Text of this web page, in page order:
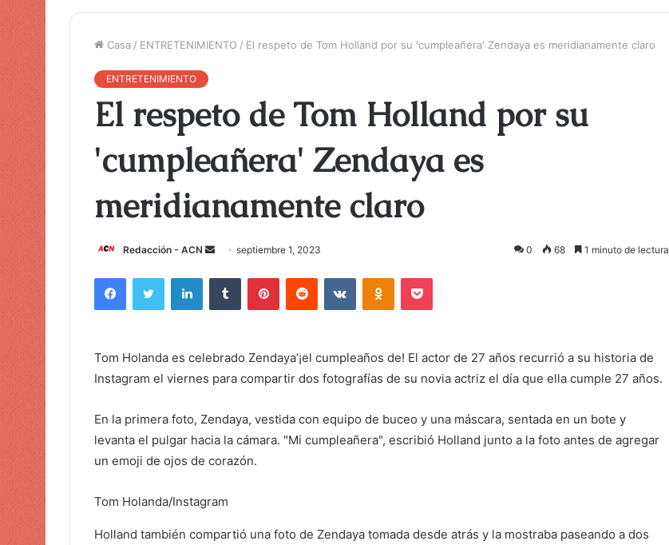
Casa / ENTRETENIMIENTO / El respeto de Tom Holland por su 'cumpleañera' Zendaya es meridianamente claro
ENTRETENIMIENTO
El respeto de Tom Holland por su
'cumpleañera' Zendaya es
meridianamente claro
Redacción - ACN
i
u
n
o
r
r
o
l
septiembre 1, 2023 0 68 1 minuto de lectura
Tom Holanda es celebrado Zendaya’¡el cumpleaños de! El actor de 27 años recurrió a su historia de
Instagram el viernes para compartir dos fotografías de su novia actriz el día que ella cumple 27 años.
En la primera foto, Zendaya, vestida con equipo de buceo y una máscara, sentada en un bote y
levanta el pulgar hacia la cámara. "Mi cumpleañera", escribió Holland junto a la foto antes de agregar
un emoji de ojos de corazón.
Tom Holanda/Instagram
Holland también compartió una foto de Zendaya tomada desde atrás y la mostraba paseando a dos